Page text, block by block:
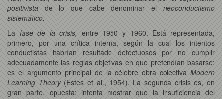
positivista de lo que cabe denominar el neoconductismo
sistemático.
La fase de la crisis, entre 1950 y 1960. Está representada,
primero, por una crítica interna, según la cual los intentos
conductistas habrían resultado defectuosos por no cumplir
adecuadamente las reglas objetivas en que pretendían basarse:
es el argumento principal de la célebre obra colectiva Modern
Learning Theory(Estes et al., 1954). La segunda crisis es, en
gran parte, opuesta; intenta mostrar que la insuficiencia del